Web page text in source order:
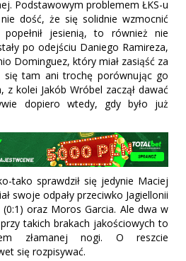
Podstawowym problemem ŁKS-u
dość, że się solidnie wzmocnić
jesienią, to również nie
po odejściu Daniego Ramireza,
Dominguez, który miał zasiąść za
się tam ani trochę porównując go
kolei Jakób Wróbel zaczął dawać
dopiero wtedy, gdy było już
tako sprawdził się jedynie Maciej
swoje odpały przeciwko Jagiellonii
(0:1) oraz Moros Garcia. Ale dwa w
takich brakach jakościowych to
złamanej nogi. O reszcie
się rozpisywać.